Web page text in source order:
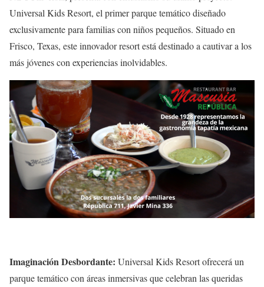
Universal Kids Resort, el primer parque temático diseñado
exclusivamente para familias con niños pequeños. Situado en
Frisco, Texas, este innovador resort está destinado a cautivar a los
más jóvenes con experiencias inolvidables.
Imaginación Desbordante: Universal Kids Resort ofrecerá un
parque temático con áreas inmersivas que celebran las queridas